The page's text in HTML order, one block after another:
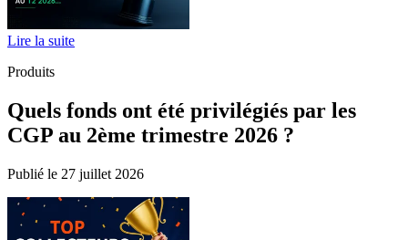
Lire la suite
Produits
Quels fonds ont été privilégiés par les
CGP au 2ème trimestre 2026 ?
Publié le 27 juillet 2026